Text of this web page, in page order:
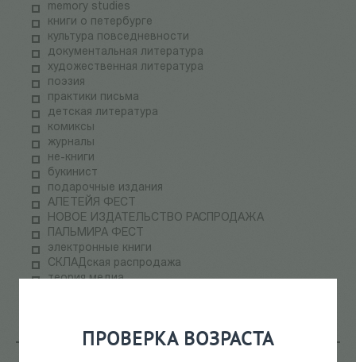
ПРОВЕРКА ВОЗРАСТА
memory studies
книги о петербурге
культура повседневности
документальная литература
художественная литература
поэзия
практики письма
детская литература
комиксы
журналы
не-книги
букинист
подарочные издания
АЛЕТЕЙЯ ФЕСТ
НОВОЕ ИЗДАТЕЛЬСТВО РАСПРОДАЖА
ПАЛЬМИРА ФЕСТ
электронные книги
СКЛАДская распродажа
теория медиа